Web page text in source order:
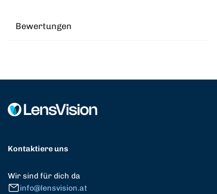
Bewertungen
Kontaktiere uns
Wir sind für dich da
info@lensvision.at